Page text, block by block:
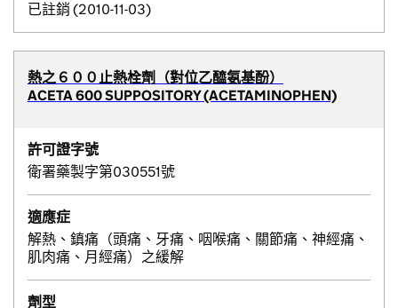
已註銷 (2010-11-03)
熱之６００止熱栓劑（對位乙醯氨基酚）
ACETA 600 SUPPOSITORY (ACETAMINOPHEN)
許可證字號
衛署藥製字第030551號
適應症
解熱、鎮痛（頭痛、牙痛、咽喉痛、關節痛、神經痛、
肌肉痛、月經痛）之緩解
劑型